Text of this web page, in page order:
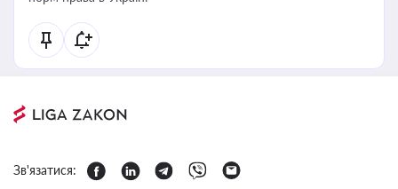
Зв'язатися: